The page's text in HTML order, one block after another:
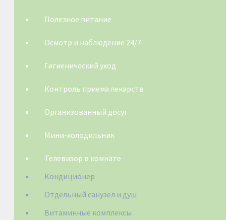
Полезное питание
Осмотр и наблюдение 24/7
Гигиенический уход
Контроль приема лекарств
Организованный досуг
Мини-холодильник
Телевизор в комнате
Кондиционер
Отдельный санузел и душ
Витаминные комплексы